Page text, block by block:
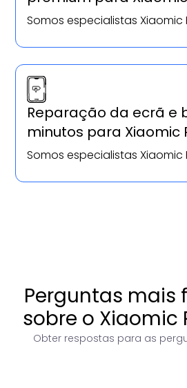
Somos especialistas Xiaomic
Reparação da ecrã e
minutos para Xiaomic
Somos especialistas Xiaomic
Perguntas mais
sobre o Xiaomic
Obter respostas para as